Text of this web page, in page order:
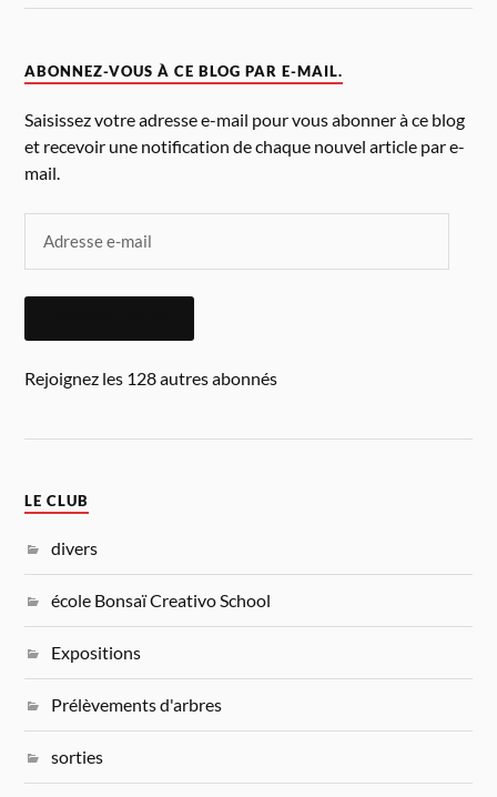
ABONNEZ-VOUS À CE BLOG PAR E-MAIL.
Saisissez votre adresse e-mail pour vous abonner à ce blog
et recevoir une notification de chaque nouvel article par e-
mail.
Rejoignez les 128 autres abonnés
LE CLUB
divers
école Bonsaï Creativo School
Expositions
Prélèvements d'arbres
sorties